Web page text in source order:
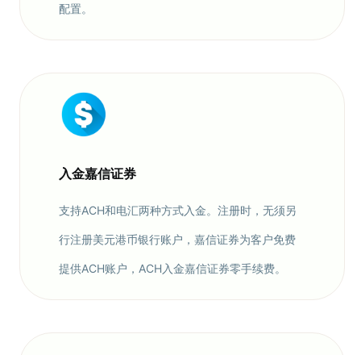
配置。
入金嘉信证券
支持ACH和电汇两种方式入金。注册时，无须另
行注册美元港币银行账户，嘉信证券为客户免费
提供ACH账户，ACH入金嘉信证券零手续费。